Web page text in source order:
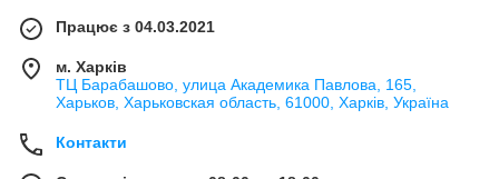
Працює з 04.03.2021
м. Харків
ТЦ Барабашово, улица Академика Павлова, 165,
Харьков, Харьковская область, 61000, Харків, Україна
Контакти